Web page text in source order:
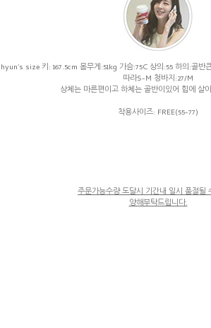
hyun's size 키: 167.5cm 몸무게:51kg 가슴:75C 상의:55 하의:골반
따라S-M 청바지:27/M
상체는 마른편이고 하체는 골반이있어 힙에 살
착용사이즈: FREE(55-77)
주문가능수량 도달시 기간내 일시 품절될
양해부탁드립니다.